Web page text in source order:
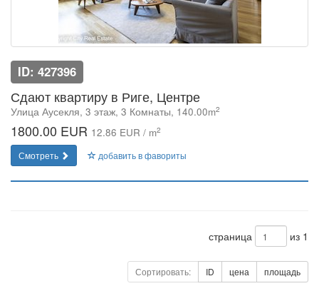
ID: 427396
Сдают квартиру в Риге, Центре
Улица Аусекля, 3 этаж, 3 Комнаты, 140.00m2
1800.00 EUR 12.86 EUR / m2
Смотреть добавить в фавориты
страница из 1
Сортировать: ID цена площадь